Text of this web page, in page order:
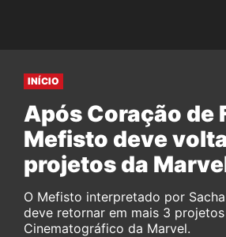
INÍCIO
Após Coração de
Mefisto deve
projetos da
O Mefisto interpretado por
deve retornar em mais 3
Cinematográfico da Marvel.